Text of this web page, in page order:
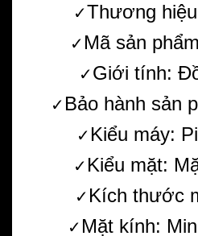
✓Thương
✓ Mã sản
✓Giới tính:
✓ Bảo hành sản
✓ Kiểu máy:
✓ Kiểu mặt:
✓ Kích thước
✓ Mặt kính: